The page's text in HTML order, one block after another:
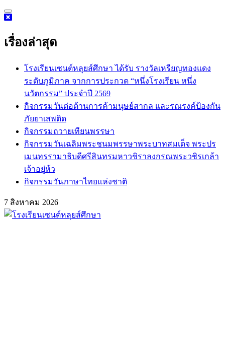
Skip
to
เรื่องล่าสุด
โรงเรียนเซนต์หลุยส์ศึกษา ได้รับ รางวัลเหรียญทองแดง
ระดับภูมิภาค จากการประกวด “หนึ่งโรงเรียน หนึ่ง
นวัตกรรม” ประจำปี 2569
กิจกรรม​วันต่อต้านการค้ามนุษย์สากล และรณรงค์ป้องกัน
ภัยยาเสพติด
กิจกรรมถวายเทียนพรรษา
กิจกรรมวันเฉลิมพระชนมพรรษาพระบาทสมเด็จ พระปร
เมนทรรามาธิบดีศรีสินทรมหาวชิราลงกรณพระวชิรเกล้า
เจ้าอยู่ห้ว
กิจกรรมวันภาษาไทยแห่งชาติ
7 สิงหาคม 2026